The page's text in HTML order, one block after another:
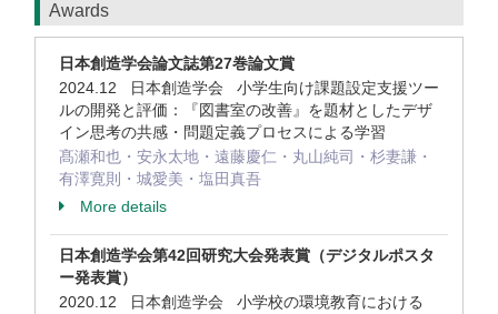
Awards
日本創造学会論文誌第27巻論文賞
2024.12 日本創造学会 小学生向け課題設定支援ツー
ルの開発と評価：『図書室の改善』を題材としたデザ
イン思考の共感・問題定義プロセスによる学習
髙瀬和也・安永太地・遠藤慶仁・丸山純司・杉妻謙・
有澤寛則・城愛美・塩田真吾
More details
日本創造学会第42回研究大会発表賞（デジタルポスタ
ー発表賞）
2020.12 日本創造学会 小学校の環境教育における